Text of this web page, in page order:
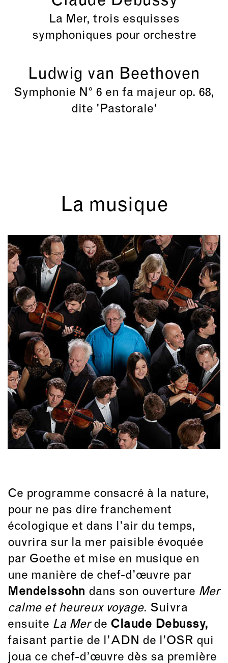
La Mer, trois esquisses
symphoniques pour orchestre
Ludwig van Beethoven
Symphonie N° 6 en fa majeur op. 68,
dite 'Pastorale'
La musique
Ce programme consacré à la nature,
pour ne pas dire franchement
écologique et dans l’air du temps,
ouvrira sur la mer paisible évoquée
par Goethe et mise en musique en
une manière de chef-d’œuvre par
Mendelssohn dans son ouverture Mer
calme et heureux voyage. Suivra
ensuite La Merde Claude Debussy,
faisant partie de l’ADN de l’OSR qui
joua ce chef-d’œuvre dès sa première